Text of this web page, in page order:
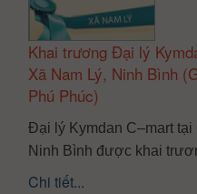
Khai trương Đại lý
Xã Nam Lý, Ninh Bình
Phú Phúc)
Đại lý Kymdan C–mart
Ninh Bình được khai
Chi tiết...